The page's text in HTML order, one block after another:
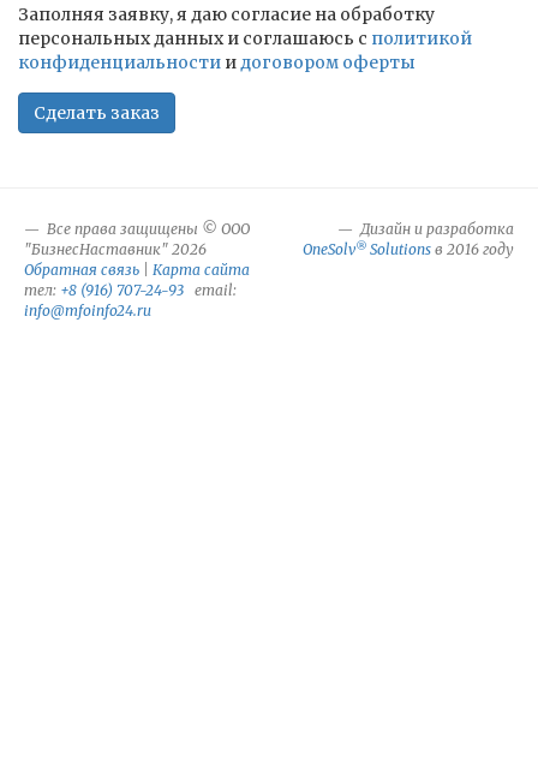
Заполняя заявку, я даю согласие на обработку
персональных данных и соглашаюсь c политикой
конфиденциальности идоговором оферты
Сделать заказ
Все права защищены © ООО
"БизнесНаставник" 2026
Обратная связь
Карта сайта
тел: +8 (916) 707-24-93 email:
info@mfoinfo24.ru
Дизайн и разработка
OneSolv® Solutions в 2016 году